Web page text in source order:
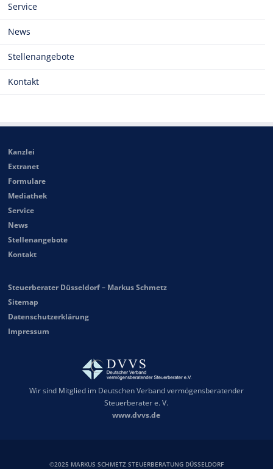
Service
News
Stellenangebote
Kontakt
Kanzlei
Extranet
Formulare
Mediathek
Service
News
Stellenangebote
Kontakt
Steuerberater Düsseldorf – Markus Schmetz
Sitemap
Datenschutzerklärung
Impressum
Wir sind Mitglied im Deutschen Verband vermögensberatender
Steuerberater e. V.
www.dvvs.de
©2025 MARKUS SCHMETZ STEUERBERATUNG DÜSSELDORF